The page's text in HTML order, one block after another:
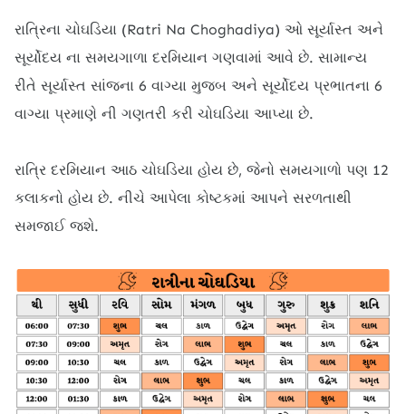
રાત્રિના ચોઘડિયા (Ratri Na Choghadiya) ઓ સૂર્યાસ્ત અને
સૂર્યોદય ના સમયગાળા દરમિયાન ગણવામાં આવે છે. સામાન્ય
રીતે સૂર્યાસ્ત સાંજના 6 વાગ્યા મુજબ અને સૂર્યોદય પ્રભાતના 6
વાગ્યા પ્રમાણે ની ગણતરી કરી ચોઘડિયા આપ્યા છે.
રાત્રિ દરમિયાન આઠ ચોઘડિયા હોય છે, જેનો સમયગાળો પણ 12
કલાકનો હોય છે. નીચે આપેલા કોષ્ટકમાં આપને સરળતાથી
સમજાઈ જશે.